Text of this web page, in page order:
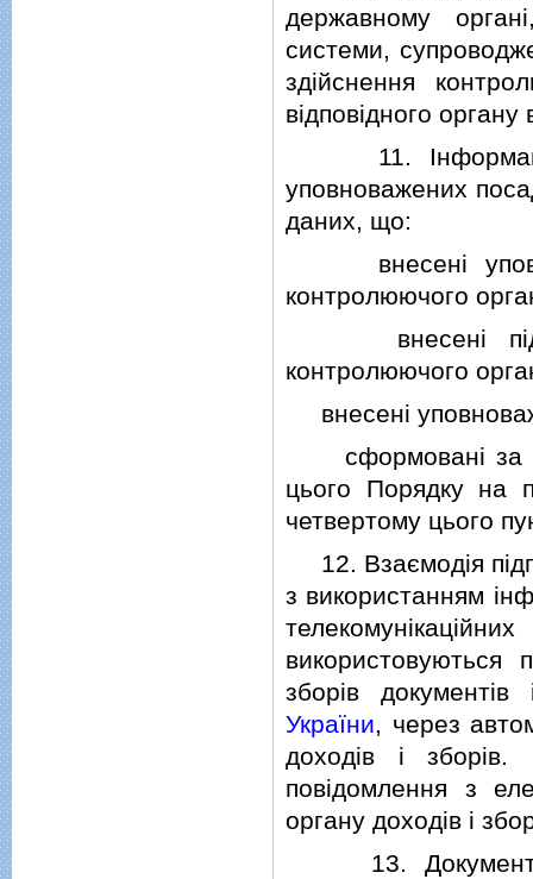
державному
системи,
здiйснення
вiдповiдного
11.
уповноважених
даних, що:
внесенi
контролюючого
внесенi
контролюючого
внесенi
сформованi за
цього Порядку на
четвертому цього
12. Взаємодiя
з використанням
зборiв
України , через
доходiв i зборiв.
повiдомлення з
органу доходiв i
13. Документи,